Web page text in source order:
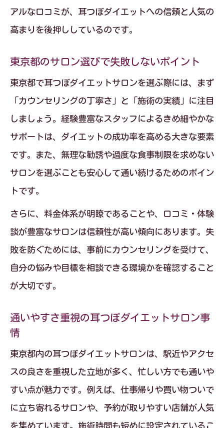
アルな口コミが、耳つぼダイエットへの信頼と人気の
高まりを後押ししているのです。
東京都のサロン選びで失敗しないポイント
東京都で耳つぼダイエットサロンを選ぶ際には、まず
「カウンセリングの丁寧さ」と「施術の実績」に注目
しましょう。経験豊富なスタッフによるきめ細やかな
サポートは、ダイエットの成功率を高める大きな要素
です。また、無理な勧誘や過度な食事制限を求めない
サロンを選ぶことも安心して通い続けるためのポイン
トです。
さらに、料金体系が明瞭であることや、口コミ・体験
談が豊富なサロンは信頼性が高い傾向にあります。失
敗を防ぐためには、事前にカウンセリングを受けて、
自分の悩みや目標を相談できる環境かを確認すること
が大切です。
通いやすさ重視の耳つぼダイエットサロン事
情
東京都内の耳つぼダイエットサロンは、駅近やアクセ
スの良さを重視した立地が多く、忙しい方でも通いや
すい点が魅力です。例えば、仕事帰りや買い物ついで
に立ち寄れるサロンや、予約が取りやすい店舗が人気
を集めています。施術時間も短めに設定されているこ